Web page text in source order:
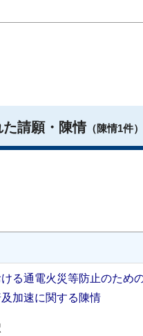
請願・陳情（陳情1件）
る通電火災等防止のため
加速に関する陳情